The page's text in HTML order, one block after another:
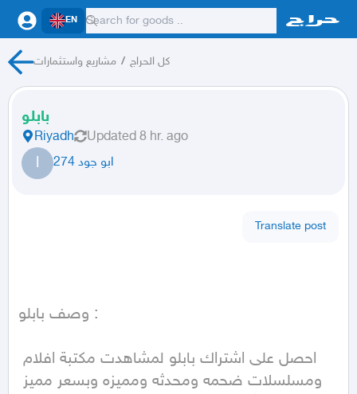
EN
مشاريع واستثمارات / كل الحراج
بابلو
Riyadh Updated 8 hr. ago
ا ابو جود 274
Translate post
وصف بابلو :